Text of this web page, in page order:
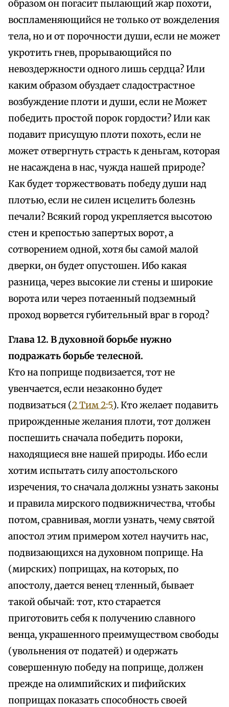
образом он погасит пылающий жар похоти,
воспламеняющийся не только от вожделения
тела, но и от порочности души, если не может
укротить гнев, прорывающийся по
невоздержности одного лишь сердца? Или
каким образом обуздает сладострастное
возбуждение плоти и души, если не Может
победить простой порок гордости? Или как
подавит присущую плоти похоть, если не
может отвергнуть страсть к деньгам, которая
не насаждена в нас, чужда нашей природе?
Как будет торжествовать победу души над
плотью, если не силен исцелить болезнь
печали? Всякий город укрепляется высотою
стен и крепостью запертых ворот, а
сотворением одной, хотя бы самой малой
дверки, он будет опустошен. Ибо какая
разница, через высокие ли стены и широкие
ворота или через потаенный подземный
проход ворвется губительный враг в город?
Глава 12. В духовной борьбе нужно
подражать борьбе телесной.
Кто на поприще подвизается, тот не
увенчается, если незаконно будет
подвизаться (2 Тим 2:5). Кто желает подавить
прирожденные желания плоти, тот должен
поспешить сначала победить пороки,
находящиеся вне нашей природы. Ибо если
хотим испытать силу апостольского
изречения, то сначала должны узнать законы
и правила мирского подвижничества, чтобы
потом, сравнивая, могли узнать, чему святой
апостол этим примером хотел научить нас,
подвизающихся на духовном поприще. На
(мирских) поприщах, на которых, по
апостолу, дается венец тленный, бывает
такой обычай: тот, кто старается
приготовить себя к получению славного
венца, украшенного преимуществом свободы
(увольнения от податей) и одержать
совершенную победу на поприще, должен
прежде на олимпийских и пифийских
поприщах показать способность своей